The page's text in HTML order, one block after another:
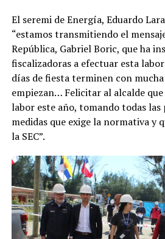
El seremi de Energía, Eduardo
“estamos transmitiendo el
República, Gabriel Boric, que ha
fiscalizadoras a efectuar esta
días de fiesta terminen con
empiezan… Felicitar al alcalde
labor este año, tomando todas las
medidas que exige la normativa y
la SEC”.